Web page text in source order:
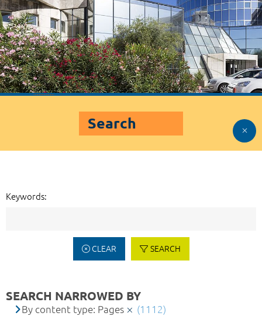
Search
Keywords:
CLEAR SEARCH
SEARCH NARROWED BY
By content type: Pages (1112)